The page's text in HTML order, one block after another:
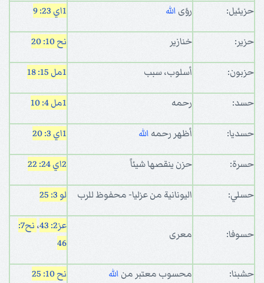
حزيئيل: رؤى الله 1اي 23: 9
حزير: خنازير نح 10: 20
حزبون: أسلوب، سبب 1مل 15: 18
حسد: رحمه 1مل 4: 10
حسديا: أظهر رحمه الله 1اي 3: 20
حسرة: حزن ينقصها شيئاً 2اي 24: 22
حسلي: اليونانية من عزليا- محفوظ للرب لو 3: 25
حسوفا: معرى
عز2: 43 ،
نح7:
46
حشبنا: محسوب معتبر من الله نح 10: 25